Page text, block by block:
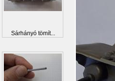
Sárhányó tömít...